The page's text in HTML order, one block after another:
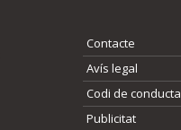
Contacte
Avís legal
Codi de conducta
Publicitat